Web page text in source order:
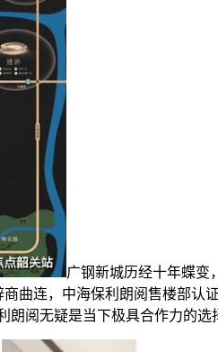
广钢新城历经十年蝶变
曲连，中海保利朗阅售楼部认
阅无疑是当下极具合作力的选